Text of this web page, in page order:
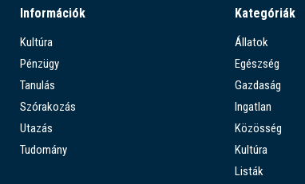
Információk
Kultúra
Pénzügy
Tanulás
Szórakozás
Utazás
Tudomány
Kategóriák
Állatok
Egészség
Gazdaság
Ingatlan
Közösség
Kultúra
Listák